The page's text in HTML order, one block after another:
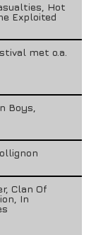
Hot
Exploited
met o.a.
Boys,
Clan Of
In